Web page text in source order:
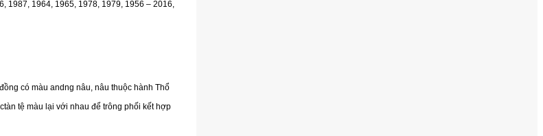
1987, 1964, 1965, 1978, 1979, 1956 – 2016,
có màu andng nâu, nâu thuộc hành Thổ
tệ màu lại với nhau để trông phối kết hợp